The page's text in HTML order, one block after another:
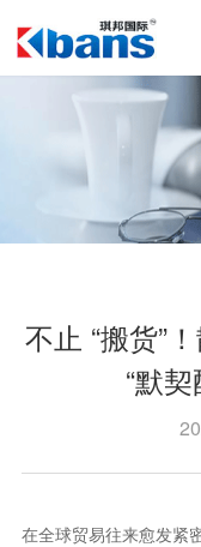
不止 “搬货”
“默
在全球贸易往来愈发紧